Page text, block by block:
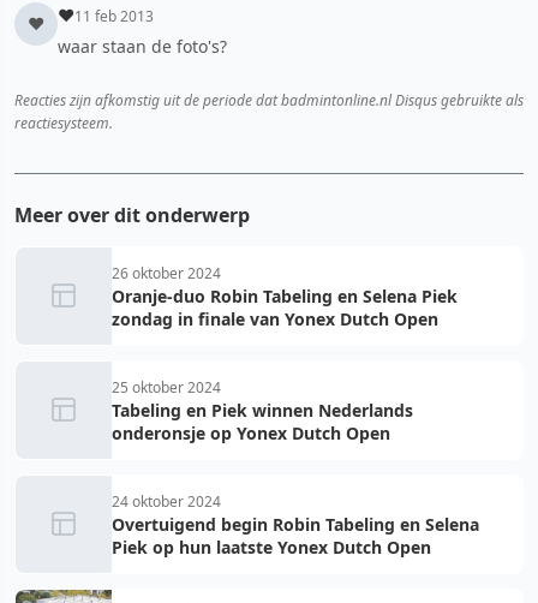
♥ ♥11 feb 2013
waar staan de foto's?
Reacties zijn afkomstig uit de periode dat badmintonline.nl Disqus gebruikte als
reactiesysteem.
Meer over dit onderwerp
26 oktober 2024
Oranje-duo Robin Tabeling en Selena Piek
zondag in finale van Yonex Dutch Open
25 oktober 2024
Tabeling en Piek winnen Nederlands
onderonsje op Yonex Dutch Open
24 oktober 2024
Overtuigend begin Robin Tabeling en Selena
Piek op hun laatste Yonex Dutch Open